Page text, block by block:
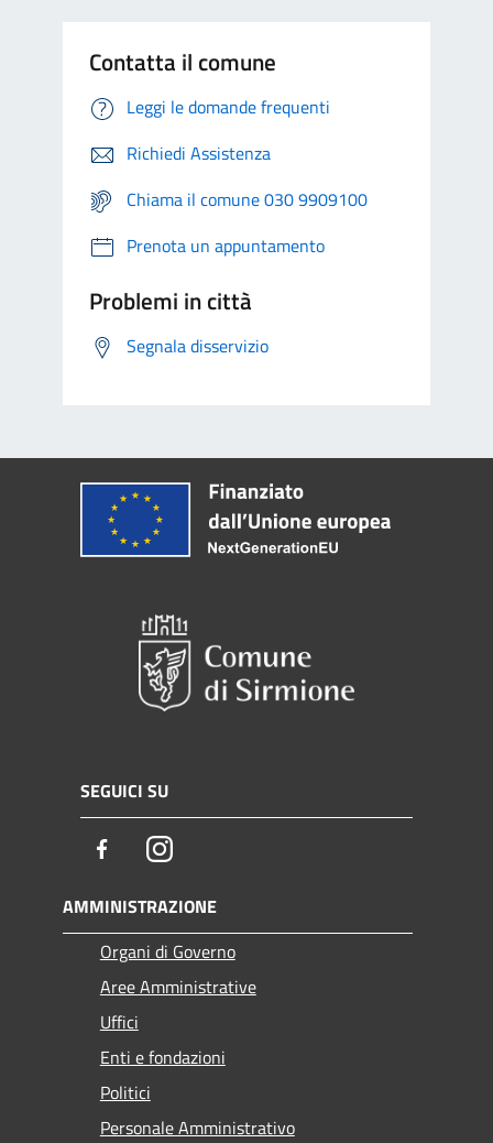
Contatta il comune
Leggi le domande frequenti
Richiedi Assistenza
Chiama il comune 030 9909100
Prenota un appuntamento
Problemi in città
Segnala disservizio
SEGUICI SU
FacebookInstagram
AMMINISTRAZIONE
Organi di Governo
Aree Amministrative
Uffici
Enti e fondazioni
Politici
Personale Amministrativo